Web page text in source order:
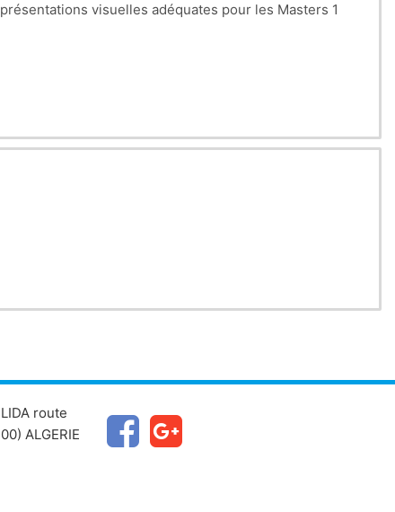
visuelles adéquates pour les Masters 1
route
ALGERIE